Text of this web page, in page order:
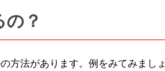
？
方法があります。例をみてみましょ